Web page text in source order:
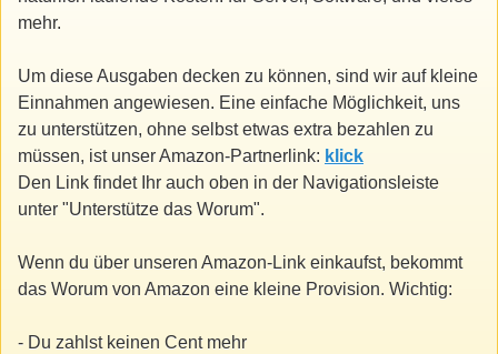
mehr.
Um diese Ausgaben decken zu können, sind wir auf kleine
Einnahmen angewiesen. Eine einfache Möglichkeit, uns
zu unterstützen, ohne selbst etwas extra bezahlen zu
müssen, ist unser Amazon-Partnerlink: klick
Den Link findet Ihr auch oben in der Navigationsleiste
unter "Unterstütze das Worum".
Wenn du über unseren Amazon-Link einkaufst, bekommt
das Worum von Amazon eine kleine Provision. Wichtig:
- Du zahlst keinen Cent mehr